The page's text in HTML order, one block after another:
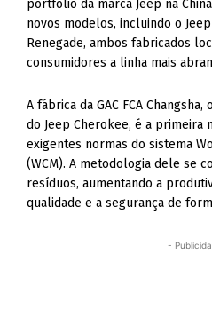
portfólio da marca Jeep na
novos modelos, incluindo o
Renegade, ambos fabricados
consumidores a linha mais
A fábrica da GAC FCA
do Jeep Cherokee, é a primeira
exigentes normas do sistema
(WCM). A metodologia dele se
resíduos, aumentando a
qualidade e a segurança de
-